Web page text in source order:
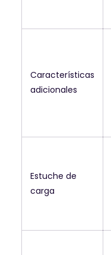
Características
adicionales
Estuche de
carga